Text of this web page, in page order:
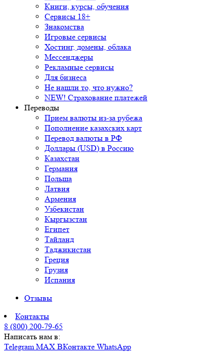
Книги, курсы, обучения
Сервисы 18+
Знакомства
Игровые сервисы
Хостинг, домены, облака
Мессенджеры
Рекламные сервисы
Для бизнеса
Не нашли то, что нужно?
NEW! Страхование платежей
Переводы
Прием валюты из-за рубежа
Пополнение казахских карт
Перевод валюты в РФ
Доллары (USD) в Россию
Казахстан
Германия
Польша
Латвия
Армения
Узбекистан
Кыргызстан
Египет
Тайланд
Таджикистан
Греция
Грузия
Испания
Отзывы
Контакты
8 (800) 200-79-65
Написать нам в:
TelegramMAX ВКонтакте WhatsApp